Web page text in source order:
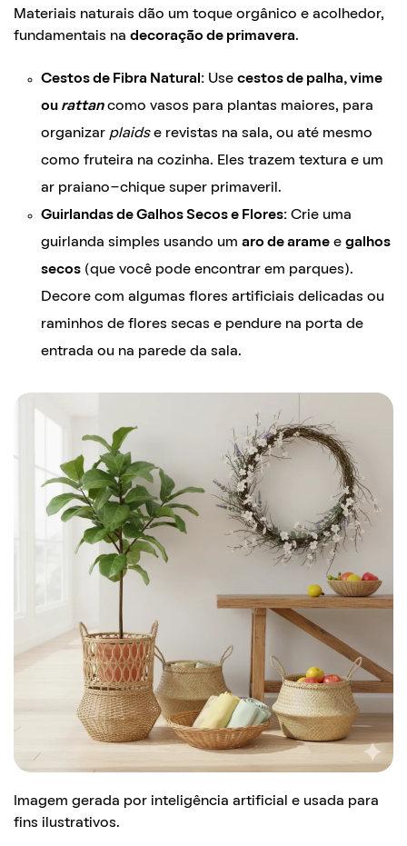
Materiais naturais dão um toque orgânico e acolhedor,
fundamentais na decoração de primavera.
Cestos de Fibra Natural: Use cestos de palha, vime
ou rattancomo vasos para plantas maiores, para
organizar plaidse revistas na sala, ou até mesmo
como fruteira na cozinha. Eles trazem textura e um
ar praiano-chique super primaveril.
Guirlandas de Galhos Secos e Flores: Crie uma
guirlanda simples usando um aro de arame e galhos
secos (que você pode encontrar em parques).
Decore com algumas flores artificiais delicadas ou
raminhos de flores secas e pendure na porta de
entrada ou na parede da sala.
Imagem gerada por inteligência artificial e usada para
fins ilustrativos.